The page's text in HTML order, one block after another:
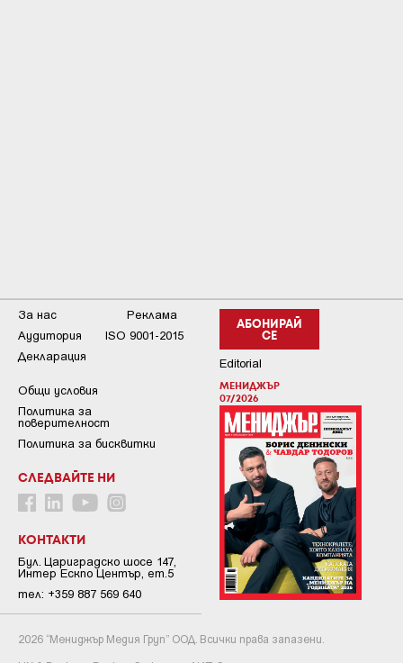
АБОНИРАЙ
СЕ
Editorial
МЕНИДЖЪР
07/2026
За нас
Реклама
Аудитория
ISO 9001-2015
Декларация
Общи условия
Пoлитикa зa
пoвepитeлнocт
Политика за бисквитки
СЛЕДВАЙТЕ НИ
КОНТАКТИ
Бул. Цариградско шосе 147,
Интер Ескпо Център, ет.5
тел: +359 887 569 640
2026 “Мениджър Медия Груп” ООД. Всички права запазени.